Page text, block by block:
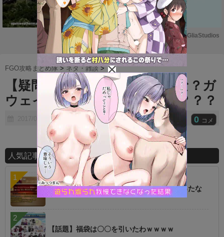
M
u
t
e
Powered by GliaStudios
FGO攻略まとめ隊 >ネタ・雑談 >
【疑問】金剣強化は誰だろうな？ガ
ウェイン、デオンが有力候補？？？
2017/07/31 0 コメ
人気記事ランキング
【朗報】オルタニキは欲しいもの全部もらったな
【話題】福袋は〇〇を引いたわｗｗｗｗ